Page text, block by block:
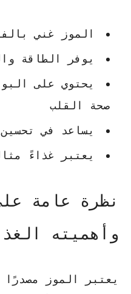
الموز
غني
يوفر الطاقة
يحتوي على
صحة القلب
يساعد في
يعتبر غذاءً
نظرة عامة
وأهميته
يعتبر الموز
مصدرًا